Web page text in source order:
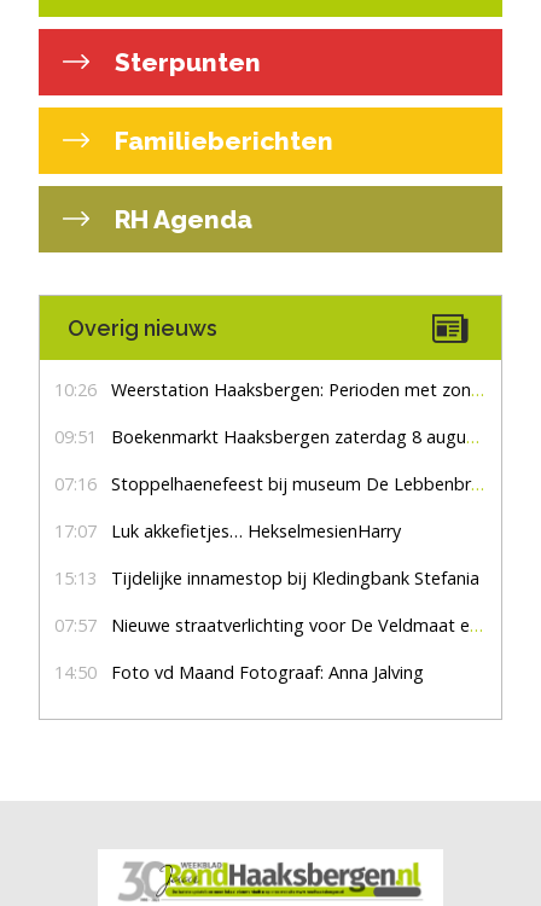
Sterpunten
Familieberichten
RH Agenda
Overig nieuws
10:26 Weerstation Haaksbergen: Perioden met zon en droog
09:51 Boekenmarkt Haaksbergen zaterdag 8 augustus, marktplein Haaksbergen
07:16 Stoppelhaenefeest bij museum De Lebbenbrugge
17:07 Luk akkefietjes… HekselmesienHarry
15:13 Tijdelijke innamestop bij Kledingbank Stefania
07:57 Nieuwe straatverlichting voor De Veldmaat en De Pas
14:50 Foto vd Maand Fotograaf: Anna Jalving